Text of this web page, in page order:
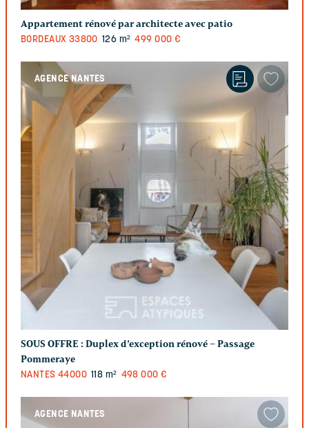
Appartement rénové par architecte avec patio
BORDEAUX 33800 126 m² 499 000 €
AGENCE NANTES
SOUS OFFRE : Duplex d’exception rénové – Passage
Pommeraye
NANTES 44000 118 m² 498 000 €
AGENCE NANTES